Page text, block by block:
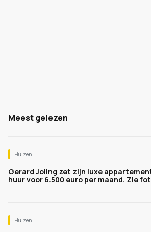
Meest gelezen
Huizen
Gerard Joling zet zijn luxe
huur voor 6.500 euro per maand. Zie
Huizen